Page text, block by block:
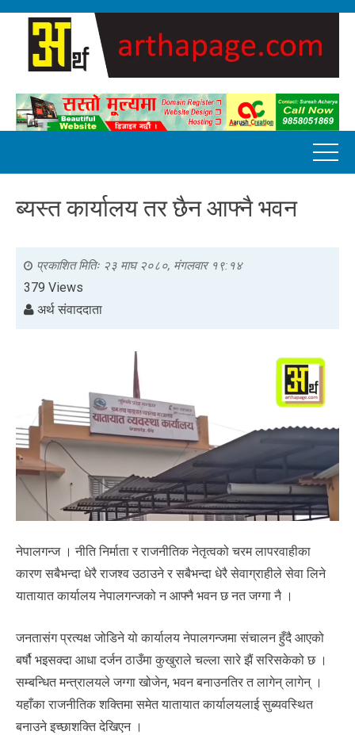
ब्यस्त कार्यालय तर छैन आफ्नै भवन
प्रकाशित मितिः २३ माघ २०८०, मंगलवार १९:१४
379 Views
अर्थ संवाददाता
नेपालगन्ज । नीति निर्माता र राजनीतिक नेतृत्वको चरम लापरवाहीका
कारण सबैभन्दा धेरै राजश्व उठाउने र सबैभन्दा धेरै सेवाग्राहीले सेवा लिने
यातायात कार्यालय नेपालगन्जको न आफ्नै भवन छ नत जग्गा नै ।
जनतासंग प्रत्यक्ष जोडिने यो कार्यालय नेपालगन्जमा संचालन हुँदै आएको
बर्षौ भइसक्दा आधा दर्जन ठाउँमा कुखुराले चल्ला सारे झैं सरिसकेको छ ।
सम्बन्धित मन्त्रालयले जग्गा खोजेन, भवन बनाउनतिर त लागेन् लागेन् ।
यहाँका राजनीतिक शक्तिमा समेत यातायात कार्यालयलाई सुब्यवस्थित
बनाउने इच्छाशक्ति देखिएन ।